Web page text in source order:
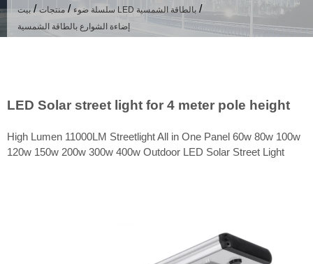
بيت / منتجات / سلسلة ضوء LED بالطاقة الشمسية /
إضاءة الشوارع بالطاقة الشمسية
LED Solar street light for 4 meter pole height
High Lumen 11000LM Streetlight All in One Panel 60w 80w 100w
120w 150w 200w 300w 400w Outdoor LED Solar Street Light